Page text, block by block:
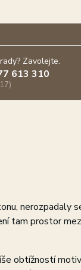
Zavolejte.
613 310
nerozpadaly
tam prostor
obtížností